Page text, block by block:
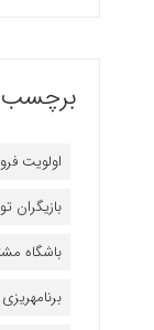
اولویت
بازیگران
باشگاه
برنامه‎ریزی برای ارتقای کیفیت